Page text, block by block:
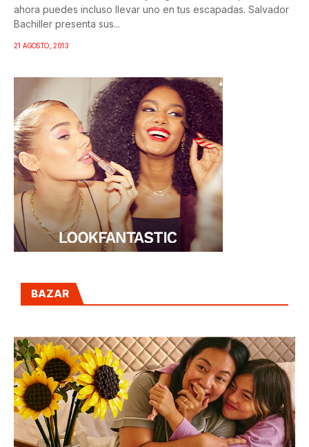
ahora puedes incluso llevar uno en tus escapadas. Salvador
Bachiller presenta sus...
21 AGOSTO, 2013
BAZAR